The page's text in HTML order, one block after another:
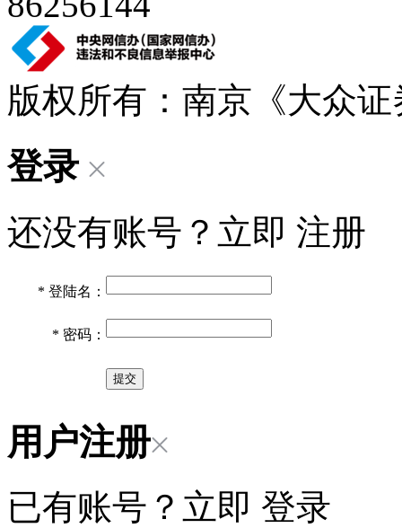
版权所有：南京《大众
登录
还没有账号？立即 注册
* 登陆名：
* 密码：
用户注册
已有账号？立即 登录